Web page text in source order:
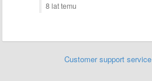
8 lat temu
Customer support service